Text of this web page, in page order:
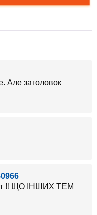
Але заголовок
‼️ ЩО ІНШИХ ТЕМ